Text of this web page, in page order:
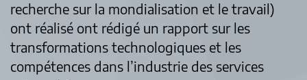
recherche sur la mondialisation et le travail)
ont réalisé ont rédigé un rapport sur les
transformations technologiques et les
compétences dans l’industrie des services